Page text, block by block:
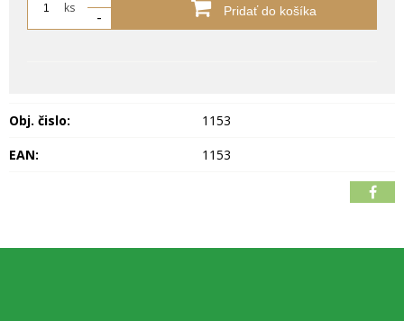
ks
-
Pridať do košíka
Obj. čislo:
1153
EAN:
1153